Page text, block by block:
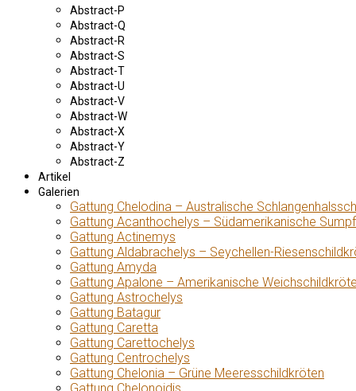
Abstract-P
Abstract-Q
Abstract-R
Abstract-S
Abstract-T
Abstract-U
Abstract-V
Abstract-W
Abstract-X
Abstract-Y
Abstract-Z
Artikel
Galerien
Gattung Chelodina – Australische
Gattung Acanthochelys – Südamerikanische
Gattung Actinemys
Gattung Aldabrachelys – Seychellen-
Gattung Amyda
Gattung Apalone – Amerikanische
Gattung Astrochelys
Gattung Batagur
Gattung Caretta
Gattung Carettochelys
Gattung Centrochelys
Gattung Chelonia – Grüne Meeresschildkröten